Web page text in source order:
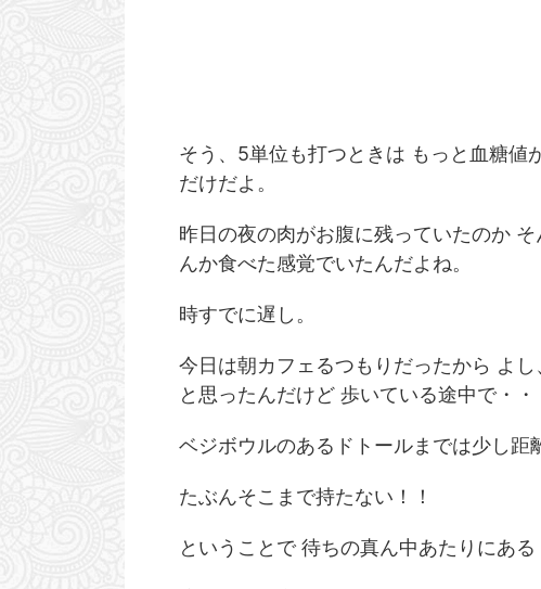
そう、5単位も打つときは もっと血糖値
だけだよ。
昨日の夜の肉がお腹に残っていたのか
んか食べた感覚でいたんだよね。
時すでに遅し。
今日は朝カフェるつもりだったから よ
と思ったんだけど 歩いている途中で・・
ベジボウルのあるドトールまでは少し距
たぶんそこまで持たない！！
ということで 待ちの真ん中あたりにあ